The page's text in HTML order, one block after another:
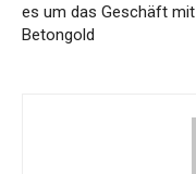
es um das Geschäft mit
Betongold